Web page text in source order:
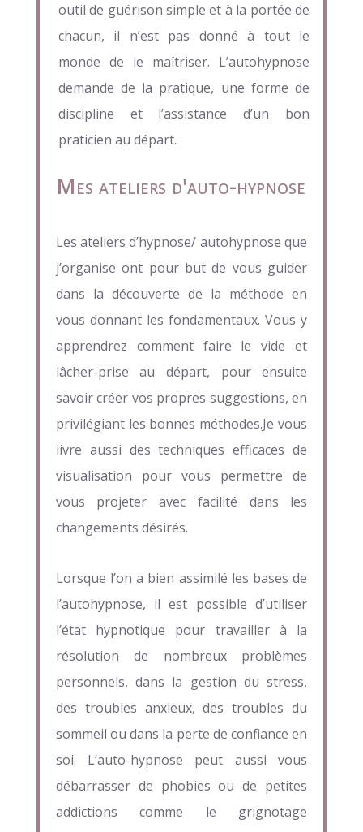
outil de guérison simple et à la portée de
chacun, il n’est pas donné à tout le
monde de le maîtriser. L’autohypnose
demande de la pratique, une forme de
discipline et l’assistance d’un bon
praticien au départ.
Mes ateliers d'auto-hypnose
Les ateliers d’hypnose/ autohypnose que
j’organise ont pour but de vous guider
dans la découverte de la méthode en
vous donnant les fondamentaux. Vous y
apprendrez comment faire le vide et
lâcher-prise au départ, pour ensuite
savoir créer vos propres suggestions, en
privilégiant les bonnes méthodes.Je vous
livre aussi des techniques efficaces de
visualisation pour vous permettre de
vous projeter avec facilité dans les
changements désirés.
Lorsque l’on a bien assimilé les bases de
l’autohypnose, il est possible d’utiliser
l’état hypnotique pour travailler à la
résolution de nombreux problèmes
personnels, dans la gestion du stress,
des troubles anxieux, des troubles du
sommeil ou dans la perte de confiance en
soi. L’auto-hypnose peut aussi vous
débarrasser de phobies ou de petites
addictions comme le grignotage